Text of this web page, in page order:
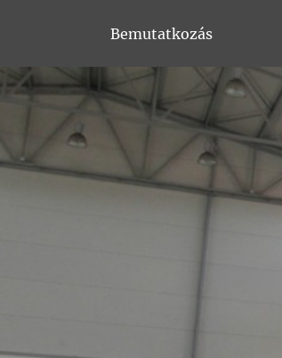
Bemutatkozás
Letenye (2011)